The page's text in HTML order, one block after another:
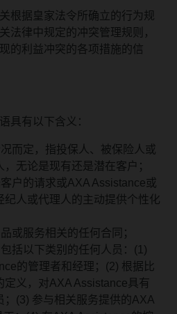
根据皇家法令所确立的行为规
法律中规定的冲突管理规则，
的利益冲突的各项措施的信
具有以下含义：
而定，指投保人、被保险人或
，无论是现有还是潜在客户；
户的请求或AXA Assistance或
纪人或代理人的主动提供个性化
或服务相关的任何合同；
括以下类别的任何人员：(1)
的管理者和经理；(2) 根据比
定义，对AXA Assistance具有
；(3) 参与相关服务提供的AXA